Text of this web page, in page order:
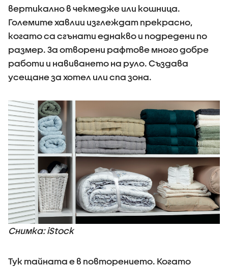
вертикално в чекмедже или кошница.
Големите хавлии изглеждат прекрасно,
когато са сгънати еднакво и подредени по
размер. За отворени рафтове много добре
работи и навиването на руло. Създава
усещане за хотел или спа зона.
Снимка: iStock
Тук тайната е в повторението. Когато